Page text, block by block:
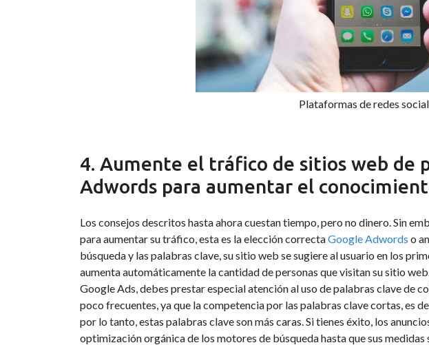
Plataformas de redes
4. Aumente el tráfico de sitios web de
Adwords para aumentar el
Los consejos descritos hasta ahora cuestan tiempo, pero no dinero. Sin
para aumentar su tráfico, esta es la elección correctaGoogle Adwords o
búsqueda y las palabras clave, su sitio web se sugiere al usuario en los
aumenta automáticamente la cantidad de personas que visitan su sitio
Google Ads, debes prestar especial atención al uso de palabras clave de
poco frecuentes, ya que la competencia por las palabras clave cortas, es
por lo tanto, estas palabras clave son más caras. Si tienes éxito, los
optimización orgánica de los motores de búsqueda hasta que sus